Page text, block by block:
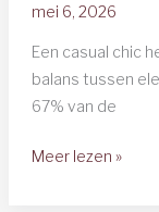
mei 6, 2026
Een casual chic
balans tussen
67% van de
Casual
Meer lezen »